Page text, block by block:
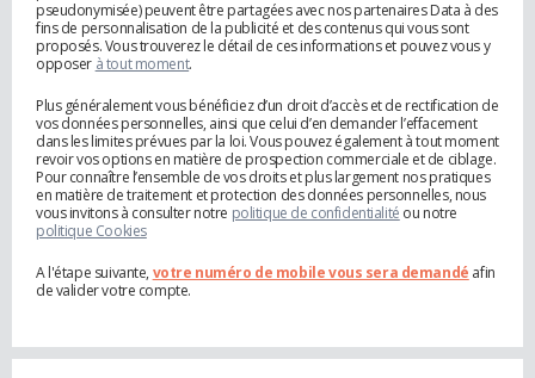
pseudonymisée) peuvent être partagées avec nos partenaires Data à des
fins de personnalisation de la publicité et des contenus qui vous sont
proposés. Vous trouverez le détail de ces informations et pouvez vous y
opposer à tout moment.
Plus généralement vous bénéficiez d’un droit d’accès et de rectification de
vos données personnelles, ainsi que celui d’en demander l’effacement
dans les limites prévues par la loi. Vous pouvez également à tout moment
revoir vos options en matière de prospection commerciale et de ciblage.
Pour connaître l’ensemble de vos droits et plus largement nos pratiques
en matière de traitement et protection des données personnelles, nous
vous invitons à consulter notre politique de confidentialité ou notre
politique Cookies
A l'étape suivante, votre numéro de mobile vous sera demandé afin
de valider votre compte.